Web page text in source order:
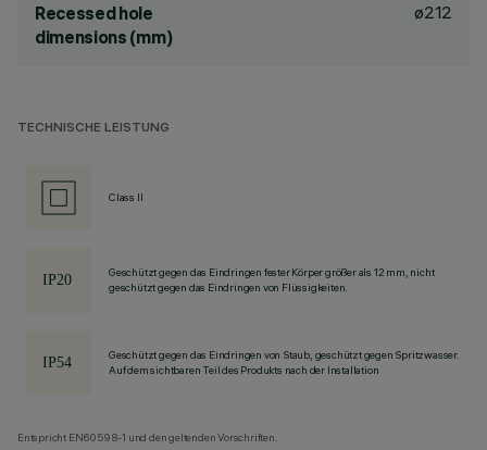
Recessed hole
dimensions (mm)
ø212
TECHNISCHE LEISTUNG
Class II
Geschützt gegen das Eindringen fester Körper größer als 12 mm, nicht
geschützt gegen das Eindringen von Flüssigkeiten.
Geschützt gegen das Eindringen von Staub, geschützt gegen Spritzwasser.
Auf dem sichtbaren Teil des Produkts nach der Installation
Entspricht EN60598-1 und den geltenden Vorschriften.